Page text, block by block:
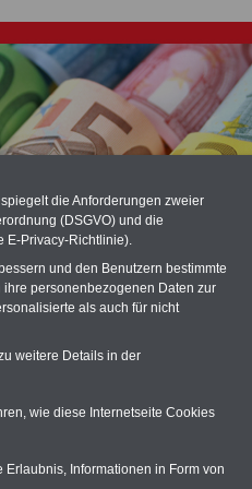
Klinikverzeichnis
Orientierung
Sie können auch
finden zudem
und
Euro bei einer Laufzeit
Laufenden: auch ein
Sie
vor
die Anforderungen zweier
(DSGVO) und die
E-Privacy-Richtlinie).
und den Benutzern bestimmte
personenbezogenen Daten zur
als auch für nicht
weitere Details in der
wie diese Internetseite Cookies
Informationen in Form von